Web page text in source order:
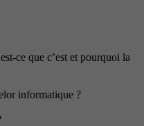
ce que c’est et pourquoi la
informatique ?